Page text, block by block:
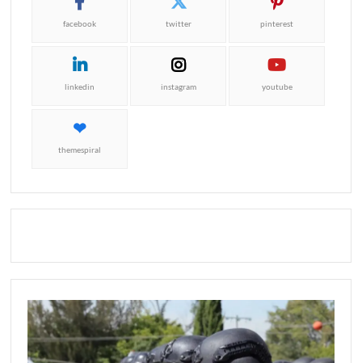
facebook twitter pinterest
linkedin instagram youtube
themespiral